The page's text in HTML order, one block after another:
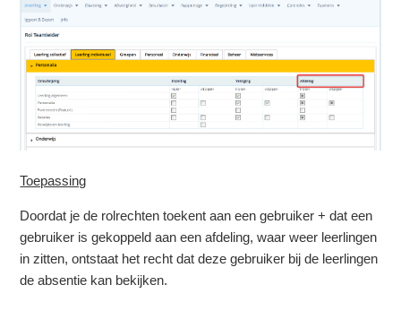
Toepassing
Doordat je de rolrechten toekent aan een gebruiker + dat een
gebruiker is gekoppeld aan een afdeling, waar weer leerlingen
in zitten, ontstaat het recht dat deze gebruiker bij de leerlingen
de absentie kan bekijken.